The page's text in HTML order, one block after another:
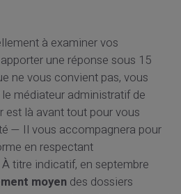
à examiner vos
une réponse sous 15
ne vous convient pas, vous
médiateur administratif de
est là avant tout pour vous
— Il vous accompagnera pour
en respectant
titre indicatif, en septembre
moyendes dossiers